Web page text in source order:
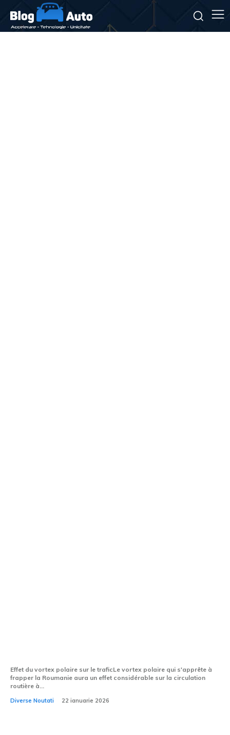
Effet du vortex polaire sur le traficLe vortex polaire qui s'apprête à
frapper la Roumanie aura un effet considérable sur la circulation
routière à...
Diverse Noutati 22 ianuarie 2026